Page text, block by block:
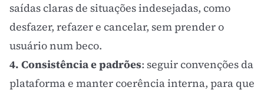
saídas claras de situações indesejadas, como
desfazer, refazer e cancelar, sem prender o
usuário num beco.
4. Consistência e padrões: seguir convenções da
plataforma e manter coerência interna, para que